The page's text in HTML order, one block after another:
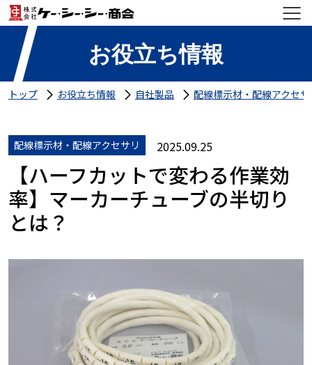
お役立ち情報
トップ お役立ち情報 自社製品 配線標示材・配線アクセ
配線標示材・配線アクセサリ 2025.09.25
【ハーフカットで変わる作業効
率】マーカーチューブの半切り
とは？